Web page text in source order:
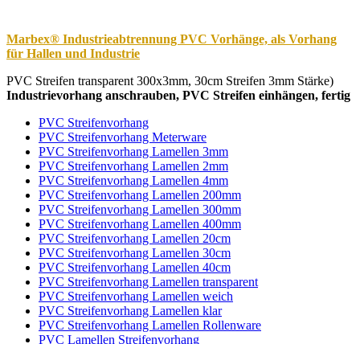
Marbex® Industrieabtrennung PVC Vorhänge, als Vorhang
für Hallen und Industrie
PVC Streifen transparent 300x3mm, 30cm Streifen 3mm Stärke)
Industrievorhang anschrauben, PVC Streifen einhängen, fertig
PVC Streifenvorhang
PVC Streifenvorhang Meterware
PVC Streifenvorhang Lamellen 3mm
PVC Streifenvorhang Lamellen 2mm
PVC Streifenvorhang Lamellen 4mm
PVC Streifenvorhang Lamellen 200mm
PVC Streifenvorhang Lamellen 300mm
PVC Streifenvorhang Lamellen 400mm
PVC Streifenvorhang Lamellen 20cm
PVC Streifenvorhang Lamellen 30cm
PVC Streifenvorhang Lamellen 40cm
PVC Streifenvorhang Lamellen transparent
PVC Streifenvorhang Lamellen weich
PVC Streifenvorhang Lamellen klar
PVC Streifenvorhang Lamellen Rollenware
PVC Lamellen Streifenvorhang